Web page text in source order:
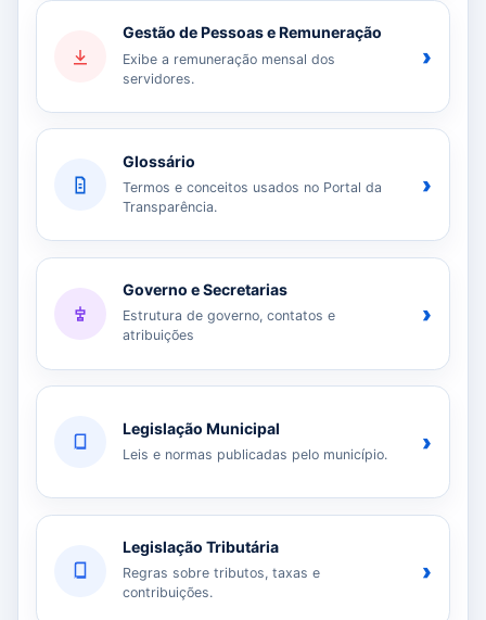
Gestão de Pessoas e Remuneração
Exibe a remuneração mensal dos
servidores.
›
Glossário
Termos e conceitos usados no Portal da
Transparência.
›
Governo e Secretarias
Estrutura de governo, contatos e
atribuições
›
Legislação Municipal
Leis e normas publicadas pelo município. ›
Legislação Tributária
Regras sobre tributos, taxas e
contribuições.
›